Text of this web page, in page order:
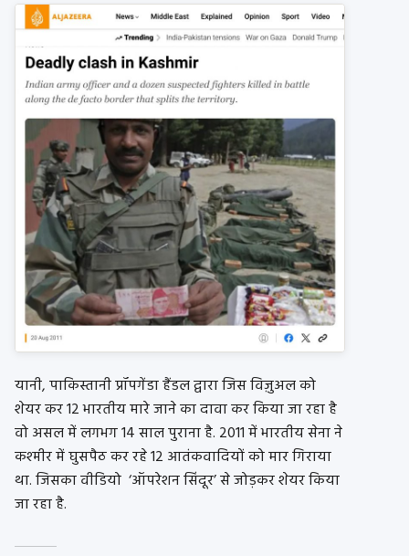
यानी, पाकिस्तानी प्रॉपगेंडा हैंडल द्वारा जिस विज़ुअल को
शेयर कर 12 भारतीय मारे जाने का दावा कर किया जा रहा है
वो असल में लगभग 14 साल पुराना है. 2011 में भारतीय सेना ने
कश्मीर में घुसपैठ कर रहे 12 आतंकवादियों को मार गिराया
था. जिसका वीडियो ‘ऑपरेशन सिंदूर’ से जोड़कर शेयर किया
जा रहा है.